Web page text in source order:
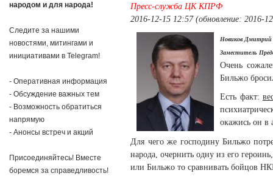
народом и для народа!
Следите за нашими
новостями, митингами и
инициативами в Telegram!
- Оперативная информация
- Обсуждение важных тем
- Возможность обратиться
напрямую
- Анонсы встреч и акций
Присоединяйтесь! Вместе
боремся за справедливость!
Пресс-служба ЦК КПРФ
2016-12-15 12:57 (обновление: 2016-
Новиков Дмитрий
Заместитель
Очень
Бильжо
Есть факт:
окажись он в
Для чего же господину Бильжо
народа, очернить одну из его
или Бильжо то сравнивать бойцов